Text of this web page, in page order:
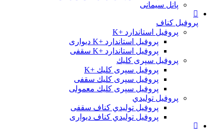
پانل سیمانی
پروفیل کناف
پروفیل استاندارد +K
پروفیل استاندارد +K دیواری
پروفیل استاندارد +K سقفی
پروفیل سپری کلیك
پروفیل سپری کلیك +K
پروفیل سپری کلیك سقفی
پروفیل سپری کلیك معمولی
پروفیل تولیدي
پروفیل تولیدي کناف سقفی
پروفیل تولیدي کناف دیواری